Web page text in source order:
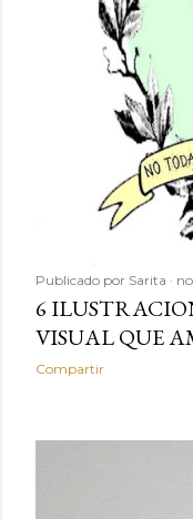
Publicado por Sarita
6
VISUAL QUE
Compartir